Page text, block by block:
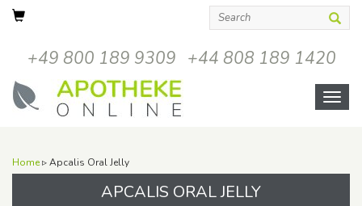
+49 800 189 9309 +44 808 189 1420
Open
Home▹ Apcalis Oral Jelly
APCALIS ORAL JELLY